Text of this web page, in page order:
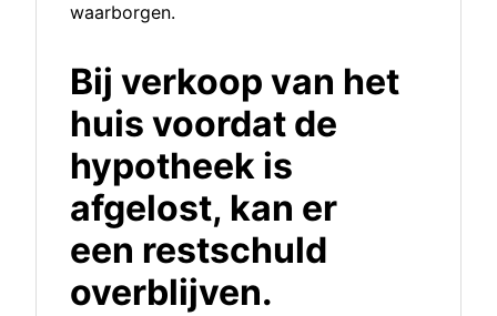
waarborgen.
Bij verkoop van het
huis voordat de
hypotheek is
afgelost, kan er
een restschuld
overblijven.